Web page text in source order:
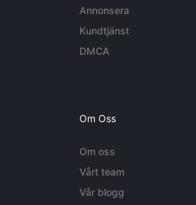
Annonsera
Kundtjänst
DMCA
Om Oss
Om oss
Vårt team
Vår blogg